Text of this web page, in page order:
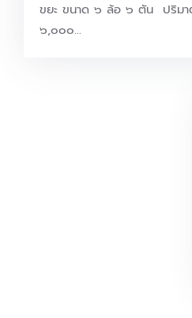
ขยะ ขนาด ๖ ล้อ ๖ ตัน ปริมา
๖,๐๐๐…